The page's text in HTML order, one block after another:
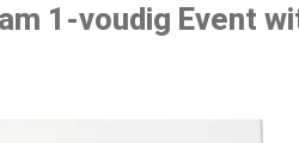
1-voudig Event